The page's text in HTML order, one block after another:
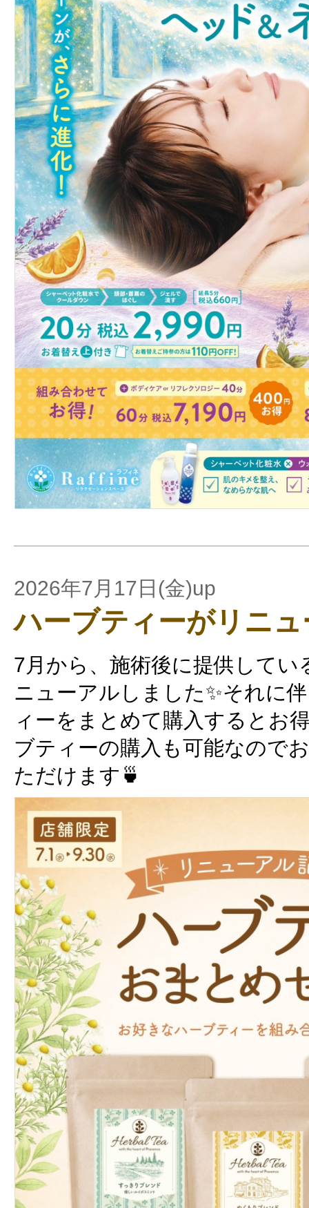
2026年7月17日(金)up
ハーブティーがリニ
7月から、施術後に提供してい
ニューアルしました✨それに
ィーをまとめて購入するとお
ブティーの購入も可能なので
ただけます🍵